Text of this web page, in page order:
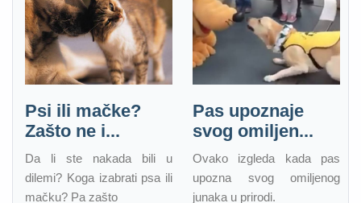
Psi ili mačke?
Zašto ne i...
Da li ste nakada bili u
dilemi? Koga izabrati psa ili
mačku? Pa zašto
Pas upoznaje
svog omiljen...
Ovako izgleda kada pas
upozna svog omiljenog
junaka u prirodi.